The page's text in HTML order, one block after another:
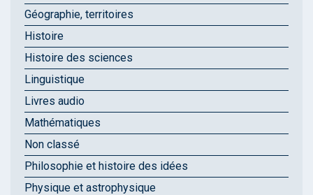
Géographie, territoires
Histoire
Histoire des sciences
Linguistique
Livres audio
Mathématiques
Non classé
Philosophie et histoire des idées
Physique et astrophysique